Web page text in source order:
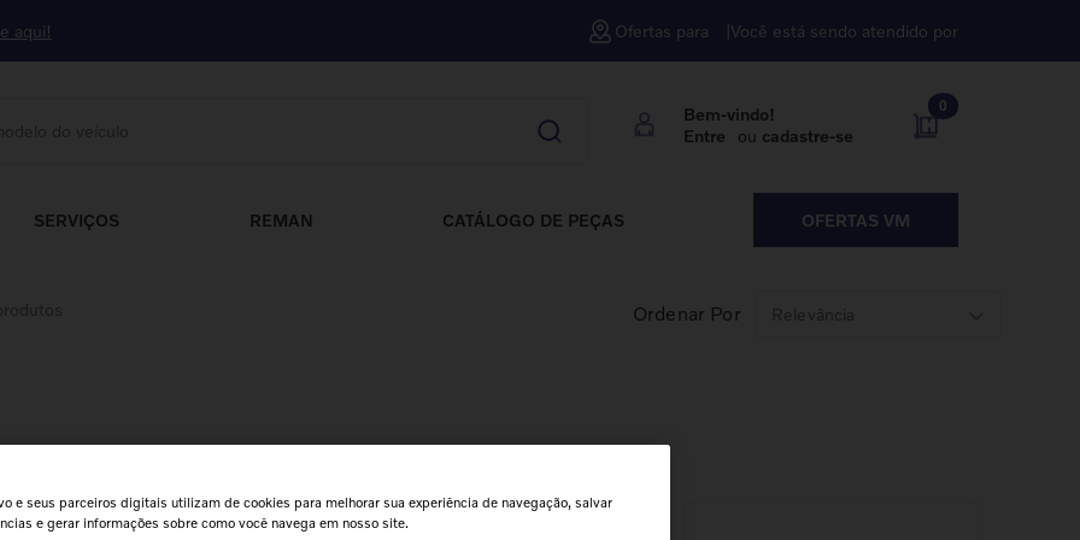
aqui! Ofertas para Você está sendo atendido por
Bem-vindo!
Entre
ou cadastre-se
0
SERVIÇOS REMAN CATÁLOGO DE PEÇAS OFERTAS VM
Ordenar Por Relevância
e seus parceiros digitais utilizam de cookies para melhorar sua experiência de navegação, salvar
e gerar informações sobre como você navega em nosso site.